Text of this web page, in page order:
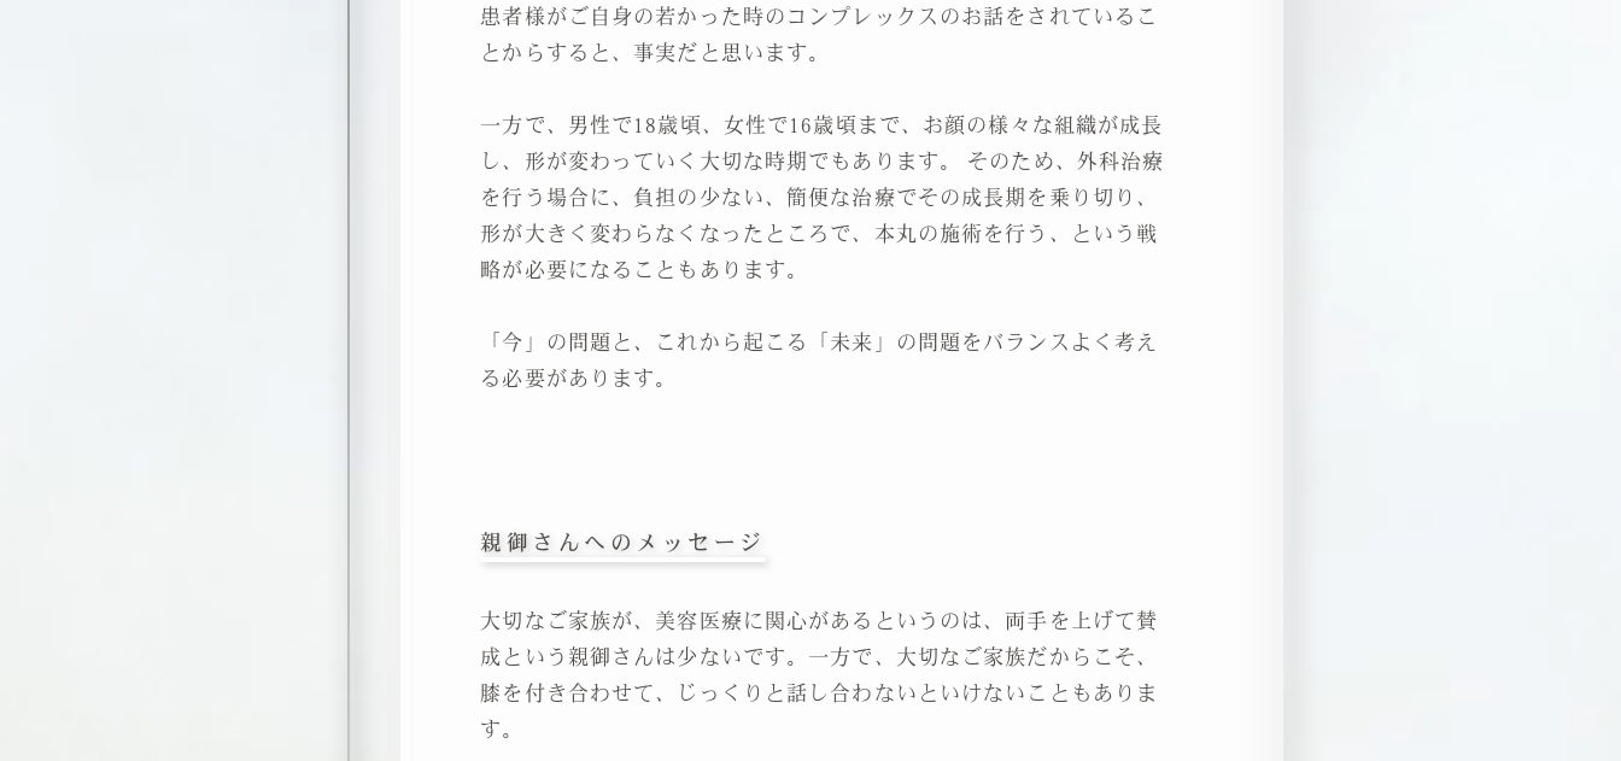
患者様がご自身の若かった時のコンプレックスのお話をされているこ
とからすると、事実だと思います。
一方で、男性で18歳頃、女性で16歳頃まで、お顔の様々な組織が成長
し、形が変わっていく大切な時期でもあります。 そのため、外科治療
を行う場合に、負担の少ない、簡便な治療でその成長期を乗り切り、
形が大きく変わらなくなったところで、本丸の施術を行う、という戦
略が必要になることもあります。
「今」の問題と、これから起こる「未来」の問題をバランスよく考え
る必要があります。
親御さんへのメッセージ
大切なご家族が、美容医療に関心があるというのは、両手を上げて賛
成という親御さんは少ないです。一方で、大切なご家族だからこそ、
膝を付き合わせて、じっくりと話し合わないといけないこともありま
す。